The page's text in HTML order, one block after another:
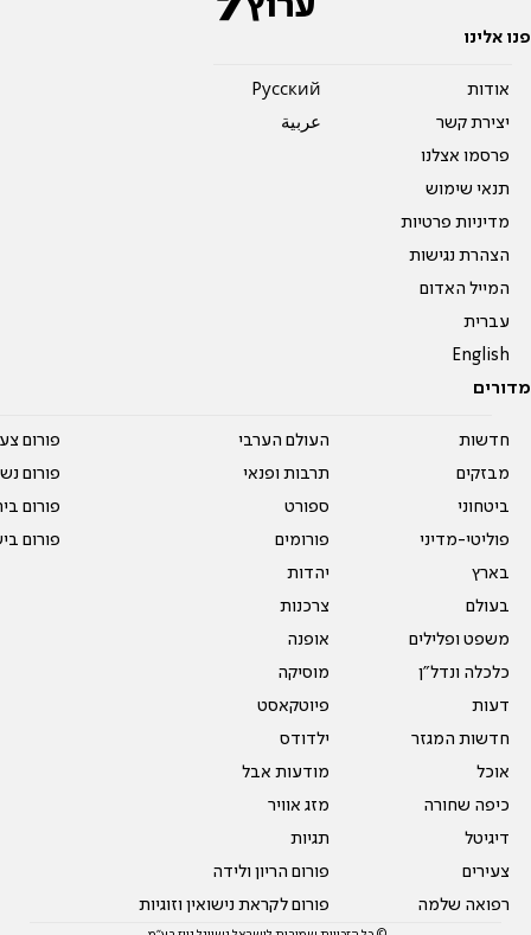
פנו אלינו
אודות
יצירת קשר
פרסמו אצלנו
תנאי שימוש
מדיניות פרטיות
הצהרת נגישות
המייל האדום
עברית
English
Pусский
عربية
מדורים
חדשות
מבזקים
ביטחוני
פוליטי-מדיני
בארץ
בעולם
משפט ופלילים
כלכלה ונדל"ן
דעות
חדשות המגזר
אוכל
כיפה שחורה
דיגיטל
צעירים
רפואה שלמה
העולם הערבי
תרבות ופנאי
ספורט
פורומים
יהדות
צרכנות
אופנה
מוסיקה
פיוטקאסט
ילדודס
מודעות אבל
מזג אוויר
תגיות
פורום הריון ולידה
פורום לקראת נישואין וזוגיות
פורום
פורום
פורום
פורום